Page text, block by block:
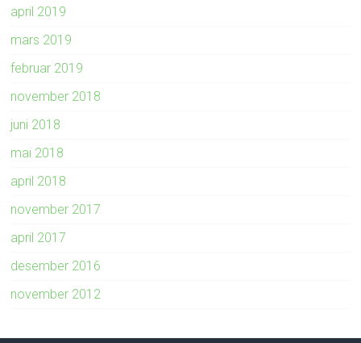
april 2019
mars 2019
februar 2019
november 2018
juni 2018
mai 2018
april 2018
november 2017
april 2017
desember 2016
november 2012